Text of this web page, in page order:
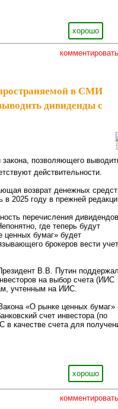
хорошо
комментировать
в СМИ
дивиденды с
позволяющего
действительности.
возврат денежных
в 2025 году в прежней
перечисления дивидендов
где теперь будут
ценных бумаг» будет
брокеров вести учет
В.В. Путин
на выбор счета (ИИС
учтенным на ИИС.
«О рынке ценных бумаг»
счет инвестора (по
в качестве счета для
хорошо
комментировать